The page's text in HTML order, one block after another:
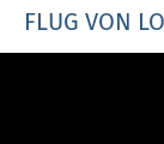
FLUG VON